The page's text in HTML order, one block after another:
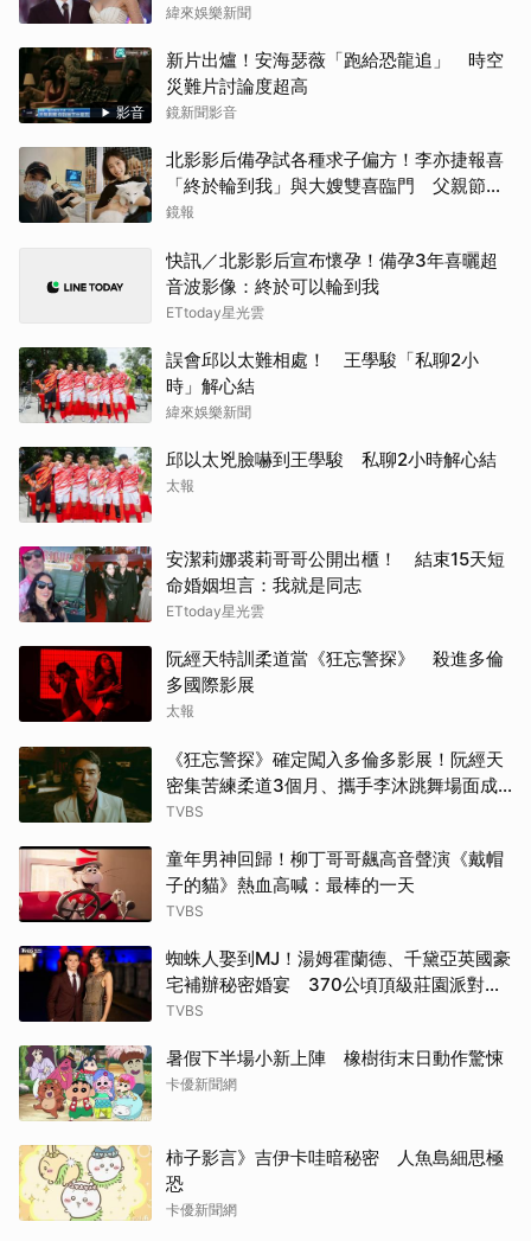
緯來娛樂新聞
影音
新片出爐！安海瑟薇「跑給恐龍追」 時空
災難片討論度超高
鏡新聞影音
北影影后備孕試各種求子偏方！李亦捷報喜
「終於輪到我」與大嫂雙喜臨門 父親節喊
話亡父：他一定在笑
鏡報
快訊／北影影后宣布懷孕！備孕3年喜曬超
音波影像：終於可以輪到我
ETtoday星光雲
誤會邱以太難相處！ 王學駿「私聊2小
時」解心結
緯來娛樂新聞
邱以太兇臉嚇到王學駿 私聊2小時解心結
太報
安潔莉娜裘莉哥哥公開出櫃！ 結束15天短
命婚姻坦言：我就是同志
ETtoday星光雲
阮經天特訓柔道當《狂忘警探》 殺進多倫
多國際影展
太報
《狂忘警探》確定闖入多倫多影展！阮經天
密集苦練柔道3個月、攜手李沐跳舞場面成
經典
TVBS
童年男神回歸！柳丁哥哥飆高音聲演《戴帽
子的貓》熱血高喊：最棒的一天
TVBS
蜘蛛人娶到MJ！湯姆霍蘭德、千黛亞英國豪
宅補辦秘密婚宴 370公頃頂級莊園派對曝
光
TVBS
暑假下半場小新上陣 橡樹街末日動作驚悚
卡優新聞網
柿子影言》吉伊卡哇暗秘密 人魚島細思極
恐
卡優新聞網